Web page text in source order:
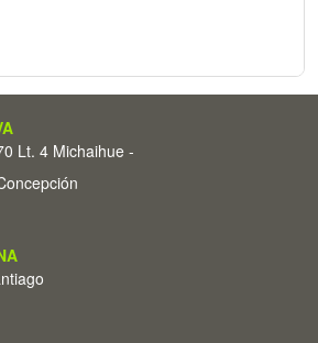
Lt. 4 Michaihue -